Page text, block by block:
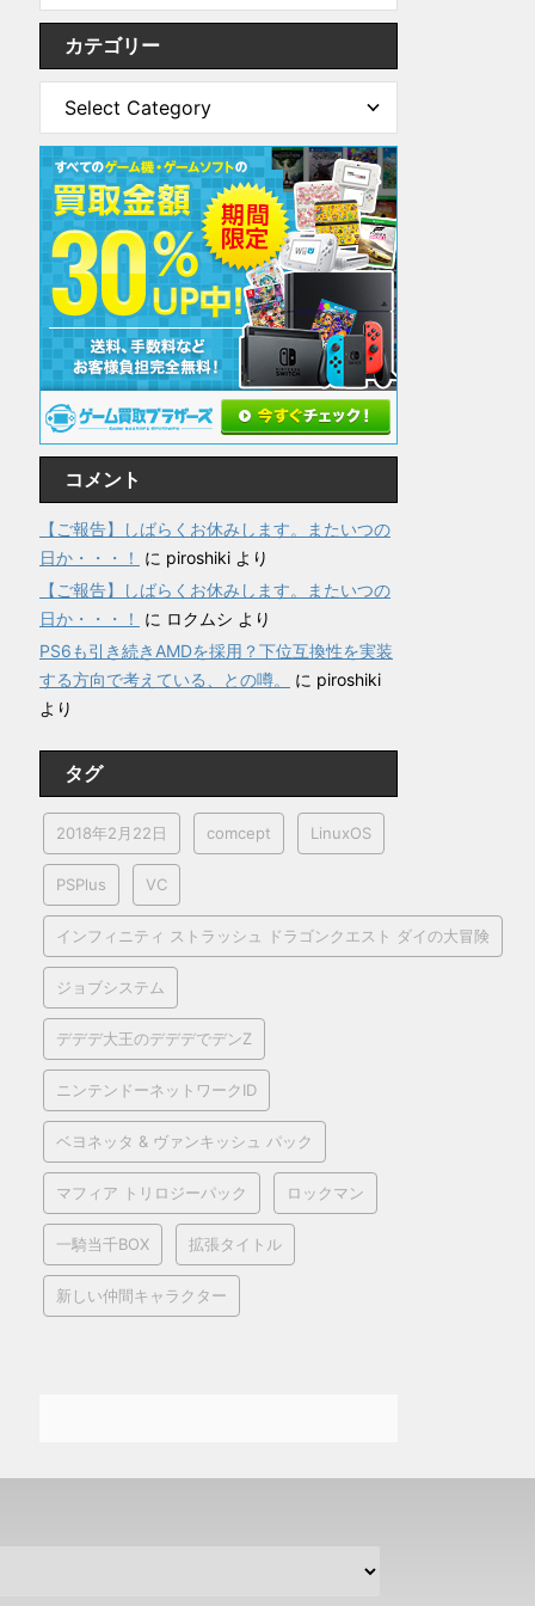
カテゴリー
コメント
【ご報告】しばらくお休みします。またいつの
日か・・・！
に piroshiki より
【ご報告】しばらくお休みします。またいつの
日か・・・！
に ロクムシ より
PS6も引き続きAMDを採用？下位互換性を実装
する方向で考えている、との噂。
に piroshiki
より
タグ
2018年2月22日 comcept LinuxOS
PSPlus VC
インフィニティ ストラッシュ ドラゴンクエスト ダイの大冒険
ジョブシステム
デデデ大王のデデデでデンZ
ニンテンドーネットワークID
ベヨネッタ & ヴァンキッシュ パック
マフィア トリロジーパック ロックマン
一騎当千BOX 拡張タイトル
新しい仲間キャラクター